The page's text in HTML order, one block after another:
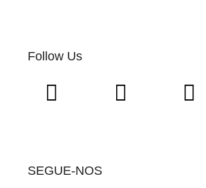
Follow Us
SEGUE-NOS